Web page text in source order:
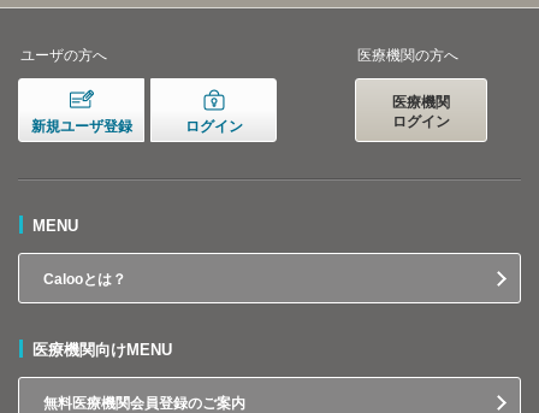
ユーザの方へ
新規ユーザ登録 ログイン
医療機関の方へ
医療機関
ログイン
MENU
Calooとは？
医療機関向けMENU
無料医療機関会員登録のご案内